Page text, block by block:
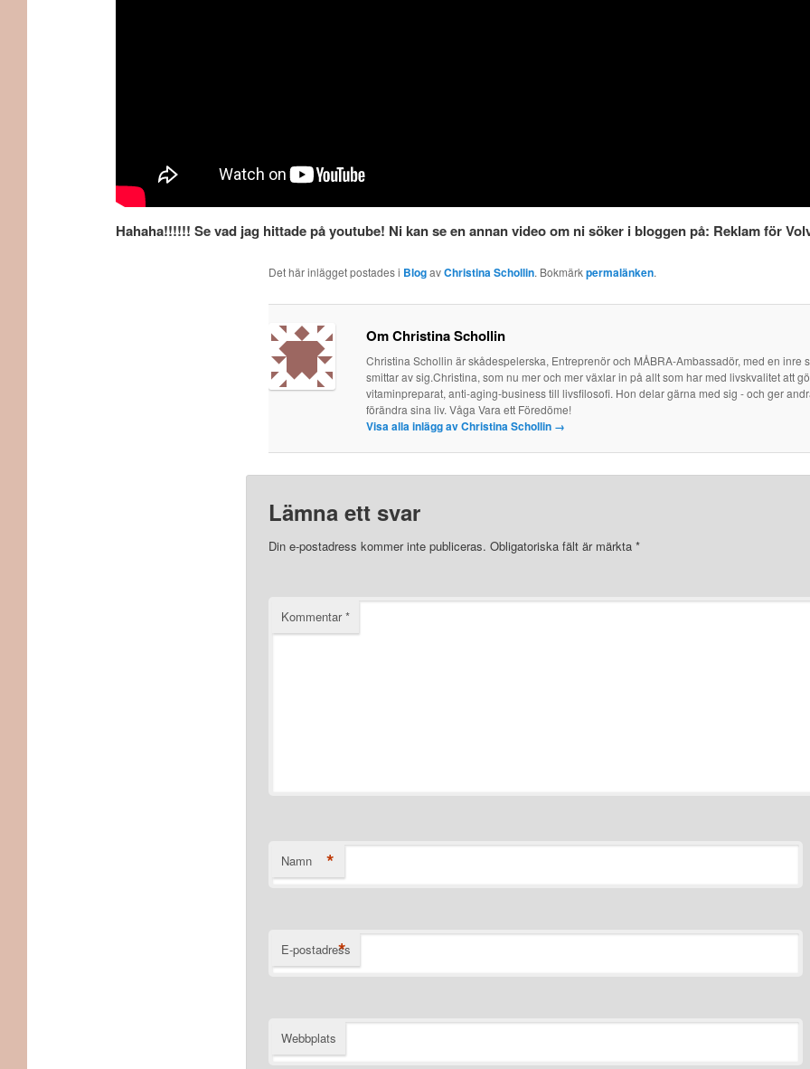
Hahaha!!!!!! Se vad jag hittade på youtube! Ni kan se en annan video om ni söker i bloggen på: Reklam för
Det här inlägget postades i BlogavChristina Schollin. Bokmärkpermalänken.
Om Christina Schollin
Christina Schollin är skådespelerska, Entreprenör och MÅBRA-Ambassadör, med en inre
smittar av sig.Christina, som nu mer och mer växlar in på allt som har med livskvalitet att
vitaminpreparat, anti-aging-business till livsfilosofi. Hon delar gärna med sig - och ger
förändra sina liv. Våga Vara ett Föredöme!
Visa alla inlägg av Christina Schollin →
Lämna ett svar
Din e-postadress kommer inte publiceras. Obligatoriska fält är märkta *
Kommentar*
Namn *
E-postadress
*
Webbplats